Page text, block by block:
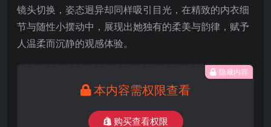
镜头切换，姿态迥异却同样吸引目光，在精致的内衣细
节与随性小摆动中，展现出她独有的柔美与韵律，赋予
人温柔而沉静的观感体验。
隐藏内容
本内容需权限查看
购买查看权限